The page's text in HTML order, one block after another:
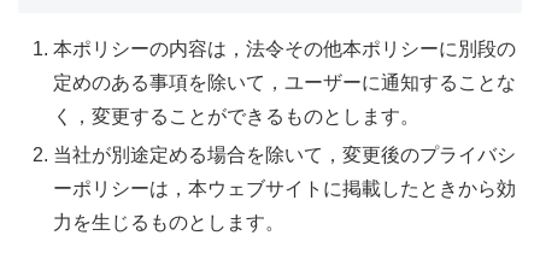
本ポリシーの内容は，法令その他本ポリシーに別段の
定めのある事項を除いて，ユーザーに通知することな
く，変更することができるものとします。
当社が別途定める場合を除いて，変更後のプライバシ
ーポリシーは，本ウェブサイトに掲載したときから効
力を生じるものとします。